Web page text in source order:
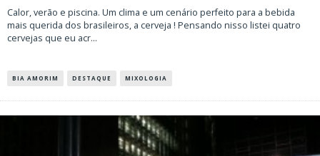
Calor, verão e piscina. Um clima e um cenário perfeito para a bebida
mais querida dos brasileiros, a cerveja ! Pensando nisso listei quatro
cervejas que eu acr...
BIA AMORIM DESTAQUE MIXOLOGIA